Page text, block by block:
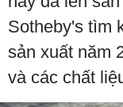
Sotheby's tìm
sản xuất năm
và các chất